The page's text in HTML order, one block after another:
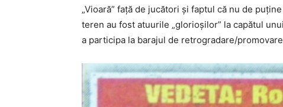
„Vioară” faţă de jucători şi faptul că nu de
teren au fost atuurile „glorioşilor” la capătul
a participa la barajul de retrogradare/